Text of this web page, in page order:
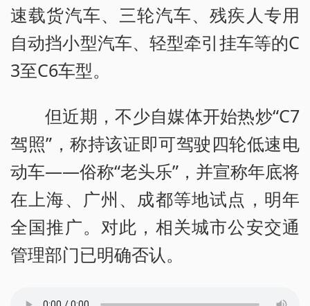
速载货汽车、三轮汽车、残疾人专用
自动挡小型汽车、轻型牵引挂车等的C
3至C6车型。
但近期，不少自媒体开始热炒“C7
驾照”，称持该证即可驾驶四轮低速电
动车——俗称“老头乐”，并宣称年底将
在上海、广州、成都等地试点，明年
全国推广。对此，相关城市公安交通
管理部门已明确否认。